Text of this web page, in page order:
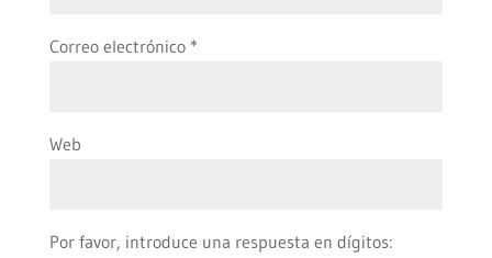
Correo electrónico *
Web
Por favor, introduce una respuesta en dígitos: